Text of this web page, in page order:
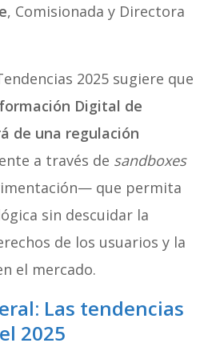
, Comisionada y Directora
2025 sugiere que
Digital de
de una regulación
a través de sandboxes
que permita
sin descuidar la
de los usuarios y la
el mercado.
Las tendencias
2025